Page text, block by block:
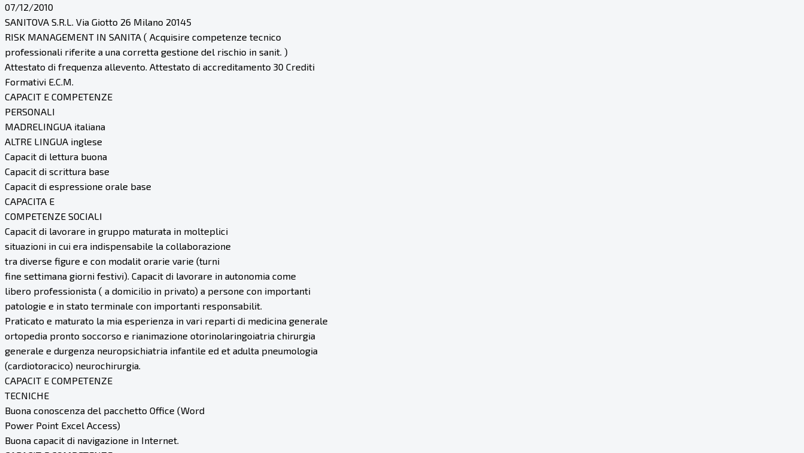
07/12/2010
SANITOVA S.R.L. Via Giotto 26 Milano 20145
RISK MANAGEMENT IN SANITA ( Acquisire competenze tecnico
professionali riferite a una corretta gestione del rischio in sanit. )
Attestato di frequenza allevento. Attestato di accreditamento 30 Crediti
Formativi E.C.M.
CAPACIT E COMPETENZE
PERSONALI
MADRELINGUA italiana
ALTRE LINGUA inglese
Capacit di lettura buona
Capacit di scrittura base
Capacit di espressione orale base
CAPACITA E
COMPETENZE SOCIALI
Capacit di lavorare in gruppo maturata in molteplici
situazioni in cui era indispensabile la collaborazione
tra diverse figure e con modalit orarie varie (turni
fine settimana giorni festivi). Capacit di lavorare in autonomia come
libero professionista ( a domicilio in privato) a persone con importanti
patologie e in stato terminale con importanti responsabilit.
Praticato e maturato la mia esperienza in vari reparti di medicina generale
ortopedia pronto soccorso e rianimazione otorinolaringoiatria chirurgia
generale e durgenza neuropsichiatria infantile ed et adulta pneumologia
(cardiotoracico) neurochirurgia.
CAPACIT E COMPETENZE
TECNICHE
Buona conoscenza del pacchetto Office (Word
Power Point Excel Access)
Buona capacit di navigazione in Internet.